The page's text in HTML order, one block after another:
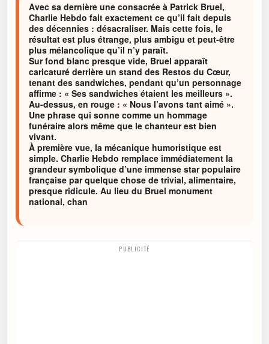
Avec sa dernière une consacrée à Patrick Bruel,
Charlie Hebdo fait exactement ce qu’il fait depuis
des décennies : désacraliser. Mais cette fois, le
résultat est plus étrange, plus ambigu et peut-être
plus mélancolique qu’il n’y paraît.
Sur fond blanc presque vide, Bruel apparaît
caricaturé derrière un stand des Restos du Cœur,
tenant des sandwiches, pendant qu’un personnage
affirme : « Ses sandwiches étaient les meilleurs ».
Au-dessus, en rouge : « Nous l’avons tant aimé ».
Une phrase qui sonne comme un hommage
funéraire alors même que le chanteur est bien
vivant.
À première vue, la mécanique humoristique est
simple. Charlie Hebdo remplace immédiatement la
grandeur symbolique d’une immense star populaire
française par quelque chose de trivial, alimentaire,
presque ridicule. Au lieu du Bruel monument
national, chan
PUBLICITÉ